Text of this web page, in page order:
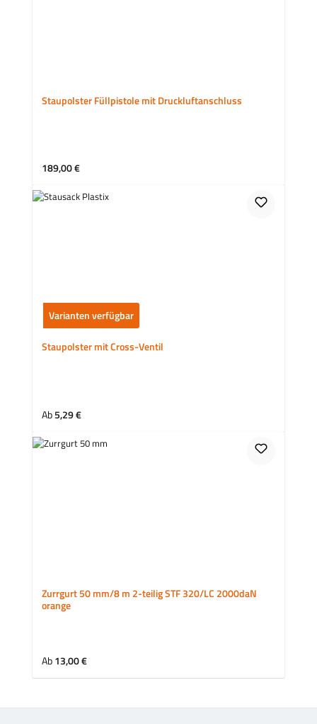
Staupolster Füllpistole mit Druckluftanschluss
Regulärer Preis:
189,00 €
Varianten verfügbar
Staupolster mit Cross-Ventil
Regulärer Preis:
Ab5,29 €
Zurrgurt 50 mm/8 m 2-teilig STF 320/LC 2000daN
orange
Regulärer Preis:
Ab13,00 €